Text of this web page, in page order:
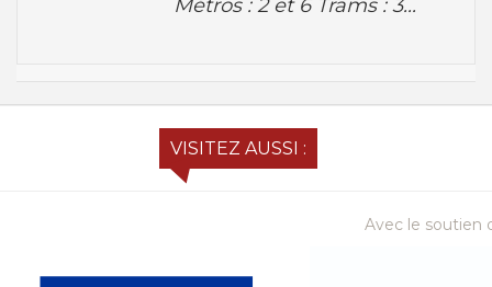
Métros : 2 et 6 Trams : 3...
VISITEZ AUSSI :
Avec le soutien